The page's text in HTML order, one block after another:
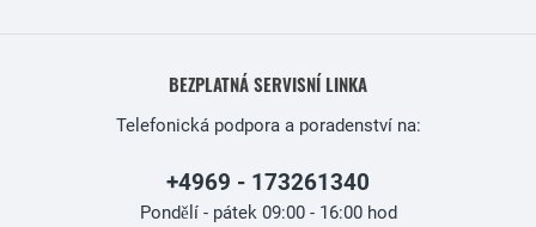
BEZPLATNÁ SERVISNÍ LINKA
Telefonická podpora a poradenství na:
+4969 - 173261340
Pondělí - pátek 09:00 - 16:00 hod